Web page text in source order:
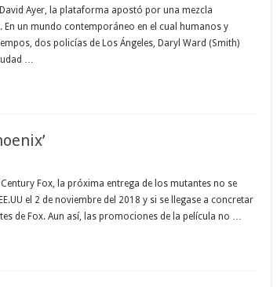
Ayer, la plataforma apostó por una mezcla
un mundo contemporáneo en el cual humanos y
dos policías de Los Ángeles, Daryl Ward (Smith)
…
Fox, la próxima entrega de los mutantes no se
el 2 de noviembre del 2018 y si se llegase a concretar
de Fox. Aun así, las promociones de la película no …